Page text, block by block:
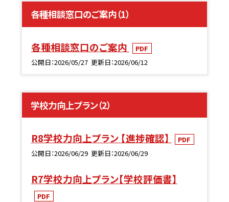
各種相談窓口のご案内（1）
各種相談窓口のご案内
PDF
公開日 2026/05/27 更新日 2026/06/12
学校力向上プラン（2）
R8学校力向上プラン 【進捗確認】
PDF
公開日 2026/06/29 更新日 2026/06/29
R7学校力向上プラン【学校評価書】
PDF